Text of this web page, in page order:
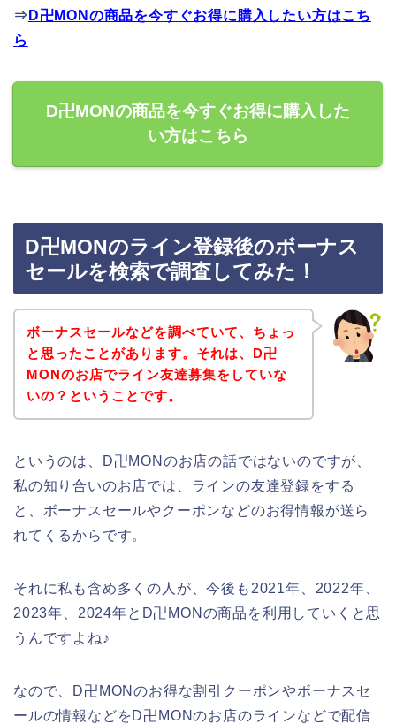
⇒ D卍MONの商品を今すぐお得に購入したい方はこち
ら
D卍MONの商品を今すぐお得に購入した
い方はこちら
D卍MONのライン登録後のボーナス
セールを検索で調査してみた！
ボーナスセールなどを調べていて、ちょっ
と思ったことがあります。それは、D卍
MONのお店でライン友達募集をしていな
いの？ということです。
というのは、D卍MONのお店の話ではないのですが、
私の知り合いのお店では、ラインの友達登録をする
と、ボーナスセールやクーポンなどのお得情報が送ら
れてくるからです。
それに私も含め多くの人が、今後も2021年、2022年、
2023年、2024年とD卍MONの商品を利用していくと思
うんですよね♪
なので、D卍MONのお得な割引クーポンやボーナスセ
ールの情報などをD卍MONのお店のラインなどで配信